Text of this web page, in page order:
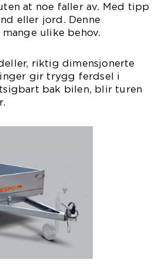
at noe faller av. Med tipp
eller jord. Denne
ulike behov.
riktig dimensjonerte
gir trygg ferdsel i
bak bilen, blir turen